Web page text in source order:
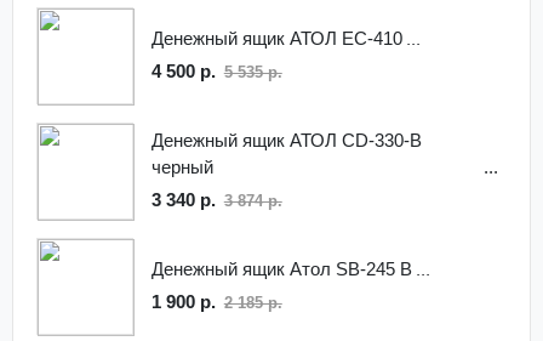
Денежный ящик АТОЛ EC-410
4 500 р. 5 535 р.
Денежный ящик АТОЛ CD-330-B
черный
3 340 р. 3 874 р.
Денежный ящик Атол SB-245 B
1 900 р. 2 185 р.